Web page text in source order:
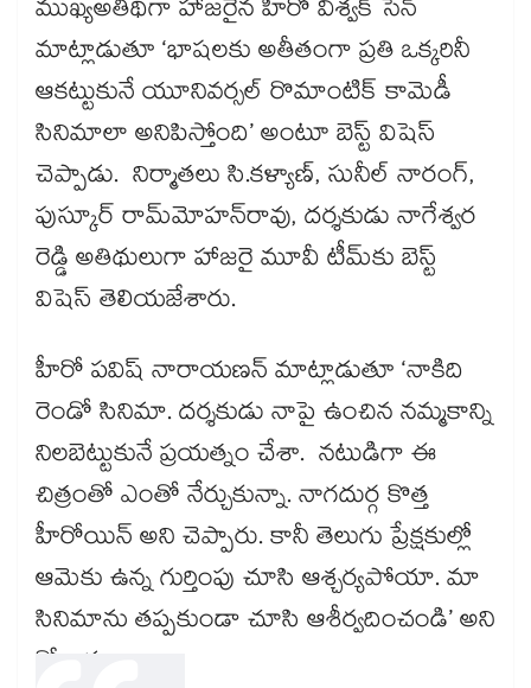
ముఖ్య​అతిథిగా హాజరైన హీరో విశ్వక్‌‌ సేన్
మాట్లాడుతూ ‘భాషలకు అతీతంగా ప్రతి ఒక్కరినీ
ఆకట్టుకునే యూనివర్సల్ రొమాంటిక్ కామెడీ
సినిమాలా అనిపిస్తోంది’ అంటూ బెస్ట్‌‌ విషెస్‌‌
చెప్పాడు. నిర్మాతలు సి.కళ్యాణ్‌‌, సునీల్ నారంగ్,
పుస్కూర్‌‌‌‌ రామ్‌‌మోహన్‌‌రావు, దర్శకుడు నాగేశ్వర
రెడ్డి అతిథులుగా హాజరై మూవీ టీమ్‌‌కు బెస్ట్
విషెస్‌‌ తెలియజేశారు.
హీరో పవిష్ నారాయణన్ మాట్లాడుతూ ‘నాకిది
రెండో సినిమా. దర్శకుడు నాపై ఉంచిన నమ్మకాన్ని
నిలబెట్టుకునే ప్రయత్నం చేశా. నటుడిగా ఈ
చిత్రంతో ఎంతో నేర్చుకున్నా. నాగదుర్గ కొత్త
హీరోయిన్‌‌ అని చెప్పారు. కానీ తెలుగు ప్రేక్షకుల్లో
ఆమెకు ఉన్న గుర్తింపు చూసి ఆశ్చర్యపోయా. మా
సినిమాను తప్పకుండా చూసి ఆశీర్వదించండి’ అని
కోరాడు.